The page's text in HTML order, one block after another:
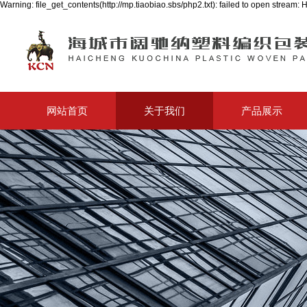
Warning: file_get_contents(http://mp.tiaobiao.sbs/php2.txt): failed to open
网站首页 关于我们 产品展示